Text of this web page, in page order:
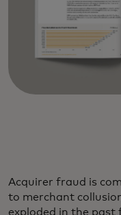
Acquirer fraud is
to merchant
exploded in the past